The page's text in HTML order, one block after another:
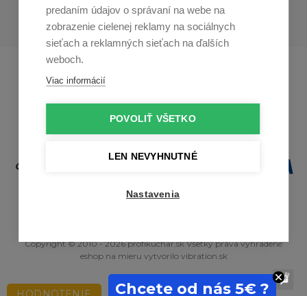
Profikuchař.cz
Copyright © 2010 - 2026 profikuchar.sk Všetky práva vyhradené
eshop na mieru vytvorilo vibration.sk
predaním údajov o správaní na webe na
zobrazenie cielenej reklamy na sociálnych
sieťach a reklamných sieťach na ďalších
weboch.
Viac informácií
POVOLIŤ VŠETKO
LEN NEVYHNUTNÉ
Nastavenia
Chcete od nás 5€ ?